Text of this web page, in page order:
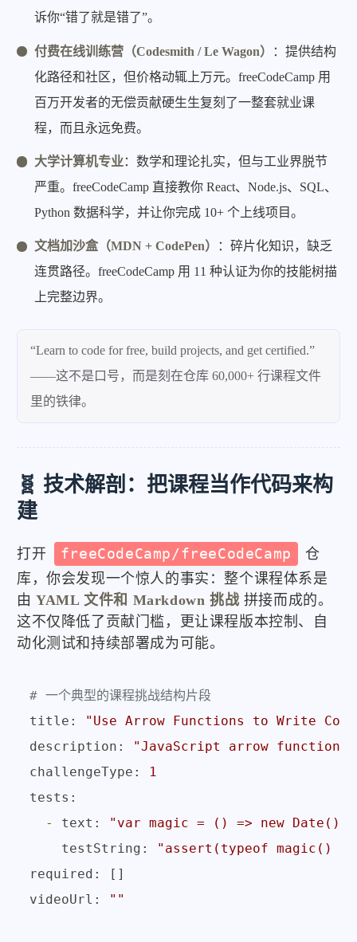
诉你“错了就是错了”。
付费在线训练营（Codesmith / Le Wagon）
：提供结构
化路径和社区，但价格动辄上万元。freeCodeCamp 用
百万开发者的无偿贡献硬生生复刻了一整套就业课
程，而且永远免费。
大学计算机专业：数学和理论扎实，但与工业界脱节
严重。freeCodeCamp 直接教你 React、Node.js、SQL、
Python 数据科学，并让你完成 10+ 个上线项目。
文档加沙盒（MDN + CodePen）
：碎片化知识，缺乏
连贯路径。freeCodeCamp 用 11 种认证为你的技能树描
上完整边界。
“Learn to code for free, build projects, and get certified.”
——这不是口号，而是刻在仓库 60,000+ 行课程文件
里的铁律。
🧬 技术解剖：把课程当作代码来构
建
打开 freeCodeCamp/freeCodeCamp
仓
库，你会发现一个惊人的事实：整个课程体系是
由YAML 文件和 Markdown 挑战拼接而成的。
这不仅降低了贡献门槛，更让课程版本控制、自
动化测试和持续部署成为可能。
# 一个典型的课程挑战结构片段
title:
"Use Arrow Functions to Write
description:
"JavaScript arrow
challengeType:
1
tests:
-
text:
"var magic = () => new
testString:
"assert(typeof magic()
required:
videoUrl:
""